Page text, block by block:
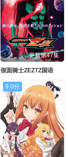
更新第47集
假面骑士ZEZTZ国语
9.0分